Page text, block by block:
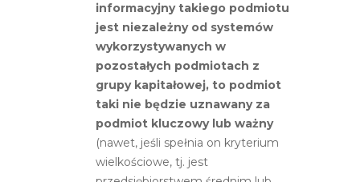
informacyjny takiego podmiotu
jest niezależny od systemów
wykorzystywanych w
pozostałych podmiotach z
grupy kapitałowej, to podmiot
taki nie będzie uznawany za
podmiot kluczowy lub ważny
(nawet, jeśli spełnia on kryterium
wielkościowe, tj. jest